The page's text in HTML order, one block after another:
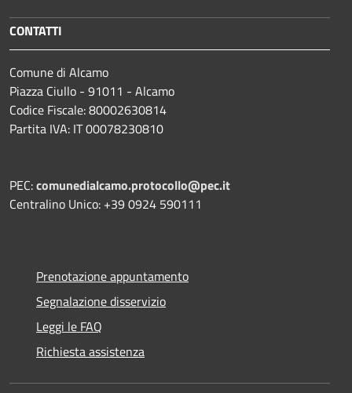
CONTATTI
Comune di Alcamo
Piazza Ciullo - 91011 - Alcamo
Codice Fiscale: 80002630814
Partita IVA: IT 00078230810
PEC:comunedialcamo.protocollo@pec.it
Centralino Unico: +39 0924 590111
Prenotazione appuntamento
Segnalazione disservizio
Leggi le FAQ
Richiesta assistenza